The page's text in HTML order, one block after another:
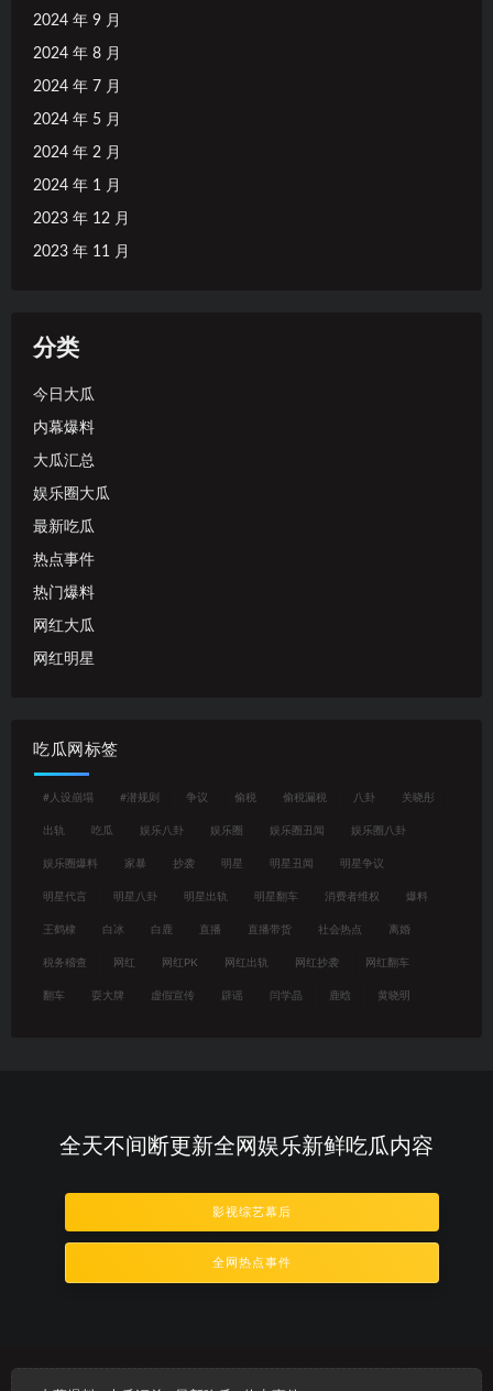
2024 年 9 月
2024 年 8 月
2024 年 7 月
2024 年 5 月
2024 年 2 月
2024 年 1 月
2023 年 12 月
2023 年 11 月
分类
今日大瓜
内幕爆料
大瓜汇总
娱乐圈大瓜
最新吃瓜
热点事件
热门爆料
网红大瓜
网红明星
吃瓜网标签
#人设崩塌 #潜规则 争议 偷税 偷税漏税 八卦 关晓彤
出轨 吃瓜 娱乐八卦 娱乐圈 娱乐圈丑闻 娱乐圈八卦
娱乐圈爆料 家暴 抄袭 明星 明星丑闻 明星争议
明星代言 明星八卦 明星出轨 明星翻车 消费者维权 爆料
王鹤棣 白冰 白鹿 直播 直播带货 社会热点 离婚
税务稽查 网红 网红PK 网红出轨 网红抄袭 网红翻车
翻车 耍大牌 虚假宣传 辟谣 闫学晶 鹿晗 黄晓明
全天不间断更新全网娱乐新鲜吃瓜内容
影视综艺幕后
全网热点事件